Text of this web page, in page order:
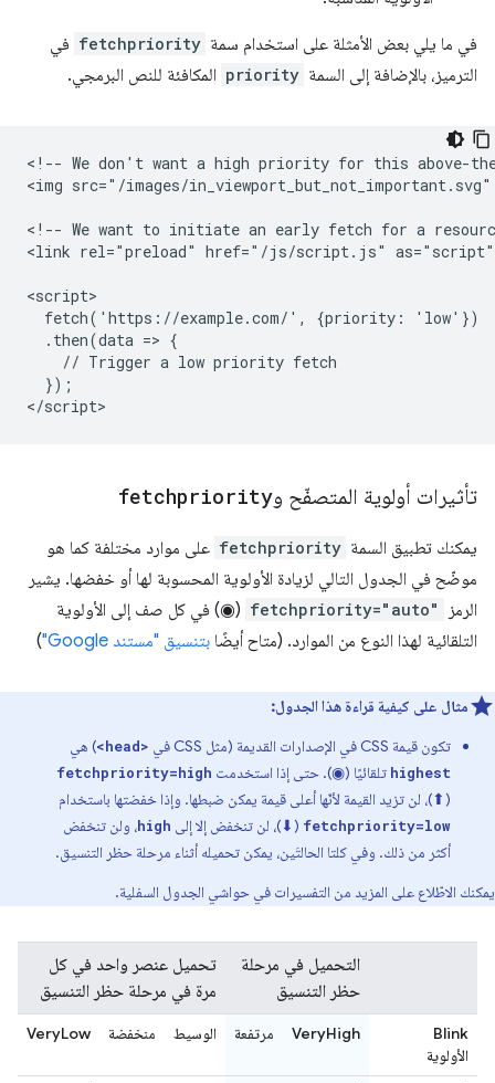
في ما يلي بعض الأمثلة على استخدام سمة fetchpriority في
الترميز، بالإضافة إلى السمة priority المكافئة للنص البرمجي.
<!-- We don't want a high priority for this above-
<img src="/images/
<!-- We want to initiate an early fetch for a
<link rel="preload" href="/js/script.js"
<script>
  fetch('https://example.com/', {priority: 'low'})
  .then(data => {
    // Trigger a low priority fetch
  });
تأثيرات أولوية المتصفّح وfetchpriority
يمكنك تطبيق السمة fetchpriority على موارد مختلفة كما هو
موضّح في الجدول التالي لزيادة الأولوية المحسوبة لها أو خفضها. يشير
الرمز
fetchpriority="auto" (◉) في كل صف إلى الأولوية
التلقائية لهذا النوع من الموارد. (متاح أيضًا بتنسيق "مستند Google" )
مثال على كيفية قراءة هذا الجدول:
تكون قيمة CSS في الإصدارات القديمة (مثل CSS في
<head>) هي
highest تلقائيًا (◉). حتى إذا استخدمت fetchpriority=high
(⬆)، لن تزيد القيمة لأنّها أعلى قيمة يمكن ضبطها. وإذا خفضتها باستخدام
fetchpriority=low (⬇)، لن تنخفض إلا إلى high، ولن تنخفض
أكثر من ذلك. وفي كلتا الحالتَين، يمكن تحميله أثناء مرحلة حظر التنسيق.
يمكنك الاطّلاع على المزيد من التفسيرات في حواشي الجدول السفلية.
التحميل في مرحلة
حظر التنسيق
تحميل عنصر واحد في كل
مرة في مرحلة حظر التنسيق
Blink
الأولوية
VeryHigh مرتفعة الوسيط منخفضة VeryLow